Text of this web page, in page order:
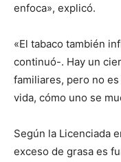
enfoca», explicó.
«El tabaco también
continuó-. Hay un
familiares, pero no
vida, cómo uno se
Según la Licenciada
exceso de grasa es